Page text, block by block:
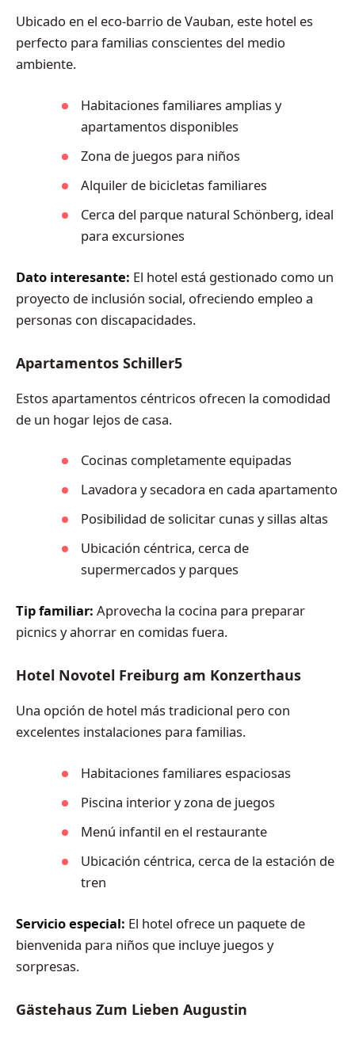
Ubicado en el eco-barrio de Vauban, este hotel es
perfecto para familias conscientes del medio
ambiente.
Habitaciones familiares amplias y
apartamentos disponibles
Zona de juegos para niños
Alquiler de bicicletas familiares
Cerca del parque natural Schönberg, ideal
para excursiones
Dato interesante: El hotel está gestionado como un
proyecto de inclusión social, ofreciendo empleo a
personas con discapacidades.
Apartamentos Schiller5
Estos apartamentos céntricos ofrecen la comodidad
de un hogar lejos de casa.
Cocinas completamente equipadas
Lavadora y secadora en cada apartamento
Posibilidad de solicitar cunas y sillas altas
Ubicación céntrica, cerca de
supermercados y parques
Tip familiar: Aprovecha la cocina para preparar
picnics y ahorrar en comidas fuera.
Hotel Novotel Freiburg am Konzerthaus
Una opción de hotel más tradicional pero con
excelentes instalaciones para familias.
Habitaciones familiares espaciosas
Piscina interior y zona de juegos
Menú infantil en el restaurante
Ubicación céntrica, cerca de la estación de
tren
Servicio especial: El hotel ofrece un paquete de
bienvenida para niños que incluye juegos y
sorpresas.
Gästehaus Zum Lieben Augustin